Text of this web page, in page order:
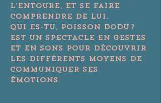
l’entoure, et se faire
comprendre de lui.
Qui es-tu, poisson dodu ?
Est un spectacle en gestes
et en sons pour découvrir
les différents moyens de
communiquer ses
émotions.